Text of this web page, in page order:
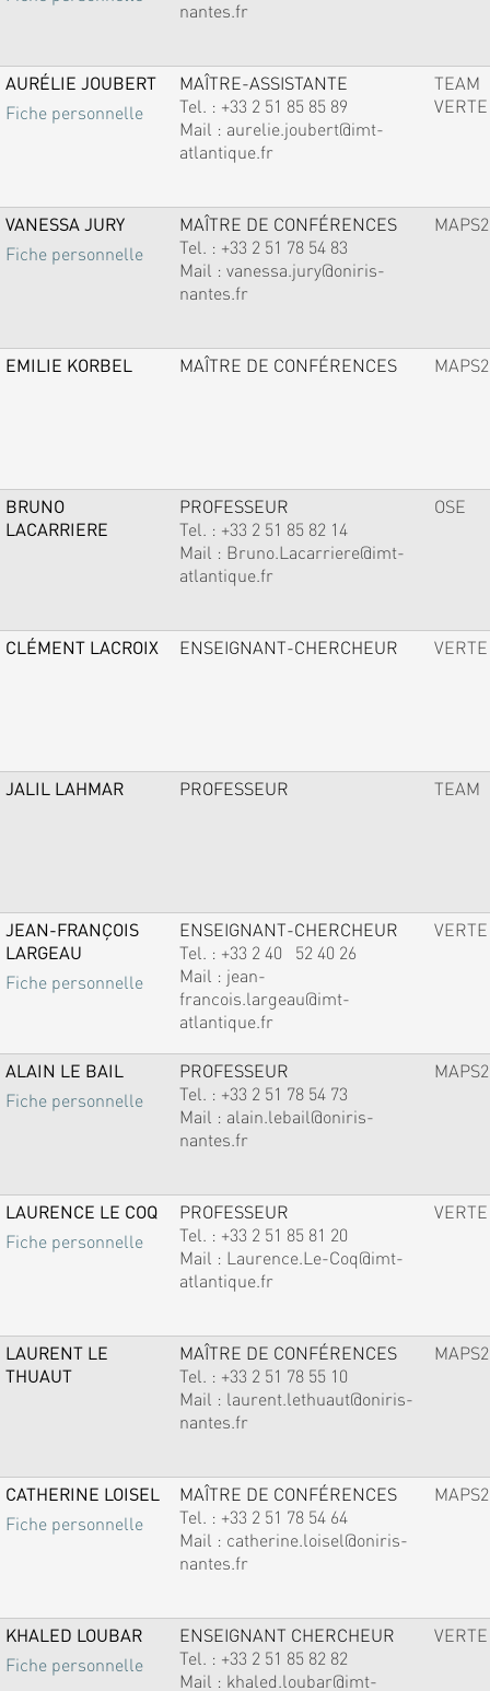
nantes.fr
AURÉLIE JOUBERT
Fiche personnelle
MAÎTRE-ASSISTANTE
Tel. : +33 2 51 85 85 89
Mail : aurelie.joubert@imt-
atlantique.fr
TEAM
VERTE
VANESSA JURY
Fiche personnelle
MAÎTRE DE CONFÉRENCES
Tel. : +33 2 51 78 54 83
Mail : vanessa.jury@oniris-
nantes.fr
MAPS2
EMILIE KORBEL MAÎTRE DE CONFÉRENCES MAPS2
BRUNO
LACARRIERE
PROFESSEUR
Tel. : +33 2 51 85 82 14
Mail : Bruno.Lacarriere@imt-
atlantique.fr
OSE
CLÉMENT LACROIX ENSEIGNANT-CHERCHEUR VERTE
JALIL LAHMAR PROFESSEUR TEAM
JEAN-FRANÇOIS
LARGEAU
Fiche personnelle
ENSEIGNANT-CHERCHEUR
Tel. : +33 2 40 52 40 26
Mail : jean-
francois.largeau@imt-
atlantique.fr
VERTE
ALAIN LE BAIL
Fiche personnelle
PROFESSEUR
Tel. : +33 2 51 78 54 73
Mail : alain.lebail@oniris-
nantes.fr
MAPS2
LAURENCE LE COQ
Fiche personnelle
PROFESSEUR
Tel. : +33 2 51 85 81 20
Mail : Laurence.Le-Coq@imt-
atlantique.fr
VERTE
LAURENT LE
THUAUT
MAÎTRE DE CONFÉRENCES
Tel. : +33 2 51 78 55 10
Mail : laurent.lethuaut@oniris-
nantes.fr
MAPS2
CATHERINE LOISEL
Fiche personnelle
MAÎTRE DE CONFÉRENCES
Tel. : +33 2 51 78 54 64
Mail : catherine.loisel@oniris-
nantes.fr
MAPS2
KHALED LOUBAR
Fiche personnelle
ENSEIGNANT CHERCHEUR
Tel. : +33 2 51 85 82 82
Mail : khaled.loubar@imt-
VERTE